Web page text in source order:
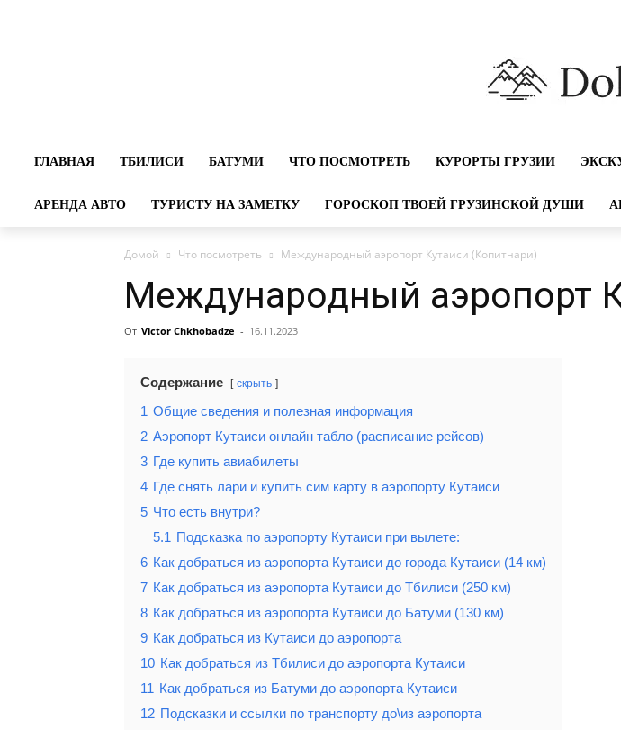
ГЛАВНАЯ ТБИЛИСИ БАТУМИ ЧТО ПОСМОТРЕТЬ КУРОРТЫ ГРУЗИИ
АРЕНДА АВТО ТУРИСТУ НА ЗАМЕТКУ ГОРОСКОП ТВОЕЙ ГРУЗИНСКОЙ ДУШИ
Домой Что посмотреть Международный аэропорт Кутаиси (Копитнари)
Международный аэропорт
От Victor Chkhobadze - 16.11.2023
Содержание скрыть
1 Общие сведения и полезная информация
2 Аэропорт Кутаиси онлайн табло (расписание рейсов)
3 Где купить авиабилеты
4 Где снять лари и купить сим карту в аэропорту Кутаиси
5 Что есть внутри?
5.1 Подсказка по аэропорту Кутаиси при вылете:
6 Как добраться из аэропорта Кутаиси до города Кутаиси (14 км)
7 Как добраться из аэропорта Кутаиси до Тбилиси (250 км)
8 Как добраться из аэропорта Кутаиси до Батуми (130 км)
9 Как добраться из Кутаиси до аэропорта
10 Как добраться из Тбилиси до аэропорта Кутаиси
11 Как добраться из Батуми до аэропорта Кутаиси
12 Подсказки и ссылки по транспорту до\из аэропорта